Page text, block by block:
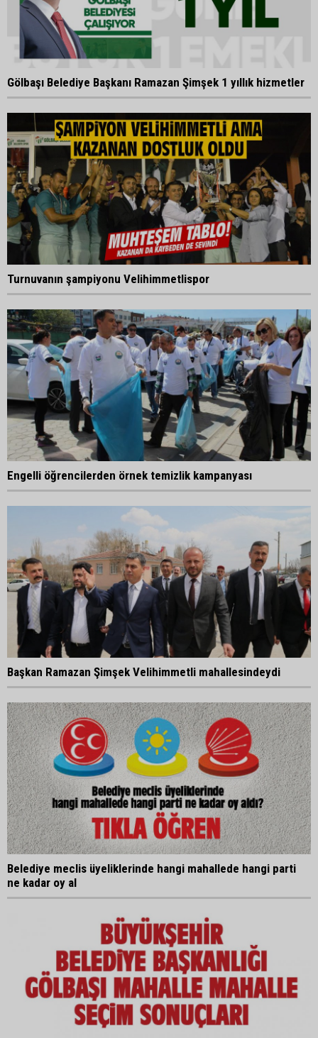
Gölbaşı Belediye Başkanı Ramazan Şimşek 1 yıllık hizmetler
Turnuvanın şampiyonu Velihimmetlispor
Engelli öğrencilerden örnek temizlik kampanyası
Başkan Ramazan Şimşek Velihimmetli mahallesindeydi
Belediye meclis üyeliklerinde hangi mahallede hangi parti
ne kadar oy al